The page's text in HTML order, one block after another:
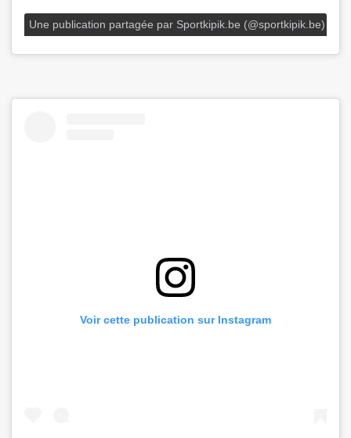
Une publication partagée par Sportkipik.be (@sportkipik.be)
Voir cette publication sur Instagram